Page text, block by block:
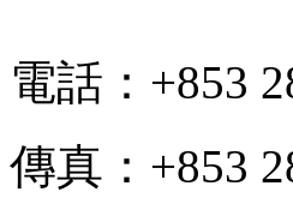
電話：+853
傳真：+853